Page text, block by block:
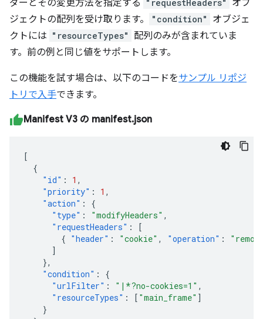
ダーとその変更方法を指定する
"requestHeaders"
オブ
ジェクトの配列を受け取ります。
"condition"
オブジェ
クトには "resourceTypes"
配列のみが含まれていま
す。前の例と同じ値をサポートします。
この機能を試す場合は、以下のコードをサンプル リポジ
トリで入手できます。
Manifest V3 の manifest.json
[
{
"id" : 1 ,
"priority" : 1 ,
"action" :
{
"type" : "modifyHeaders" ,
"requestHeaders" :
[
{ "header" : "cookie" , "operation" :
]
},
"condition" :
{
"urlFilter" : "|*?no-cookies=1" ,
"resourceTypes" : [ "main_frame" ]
}